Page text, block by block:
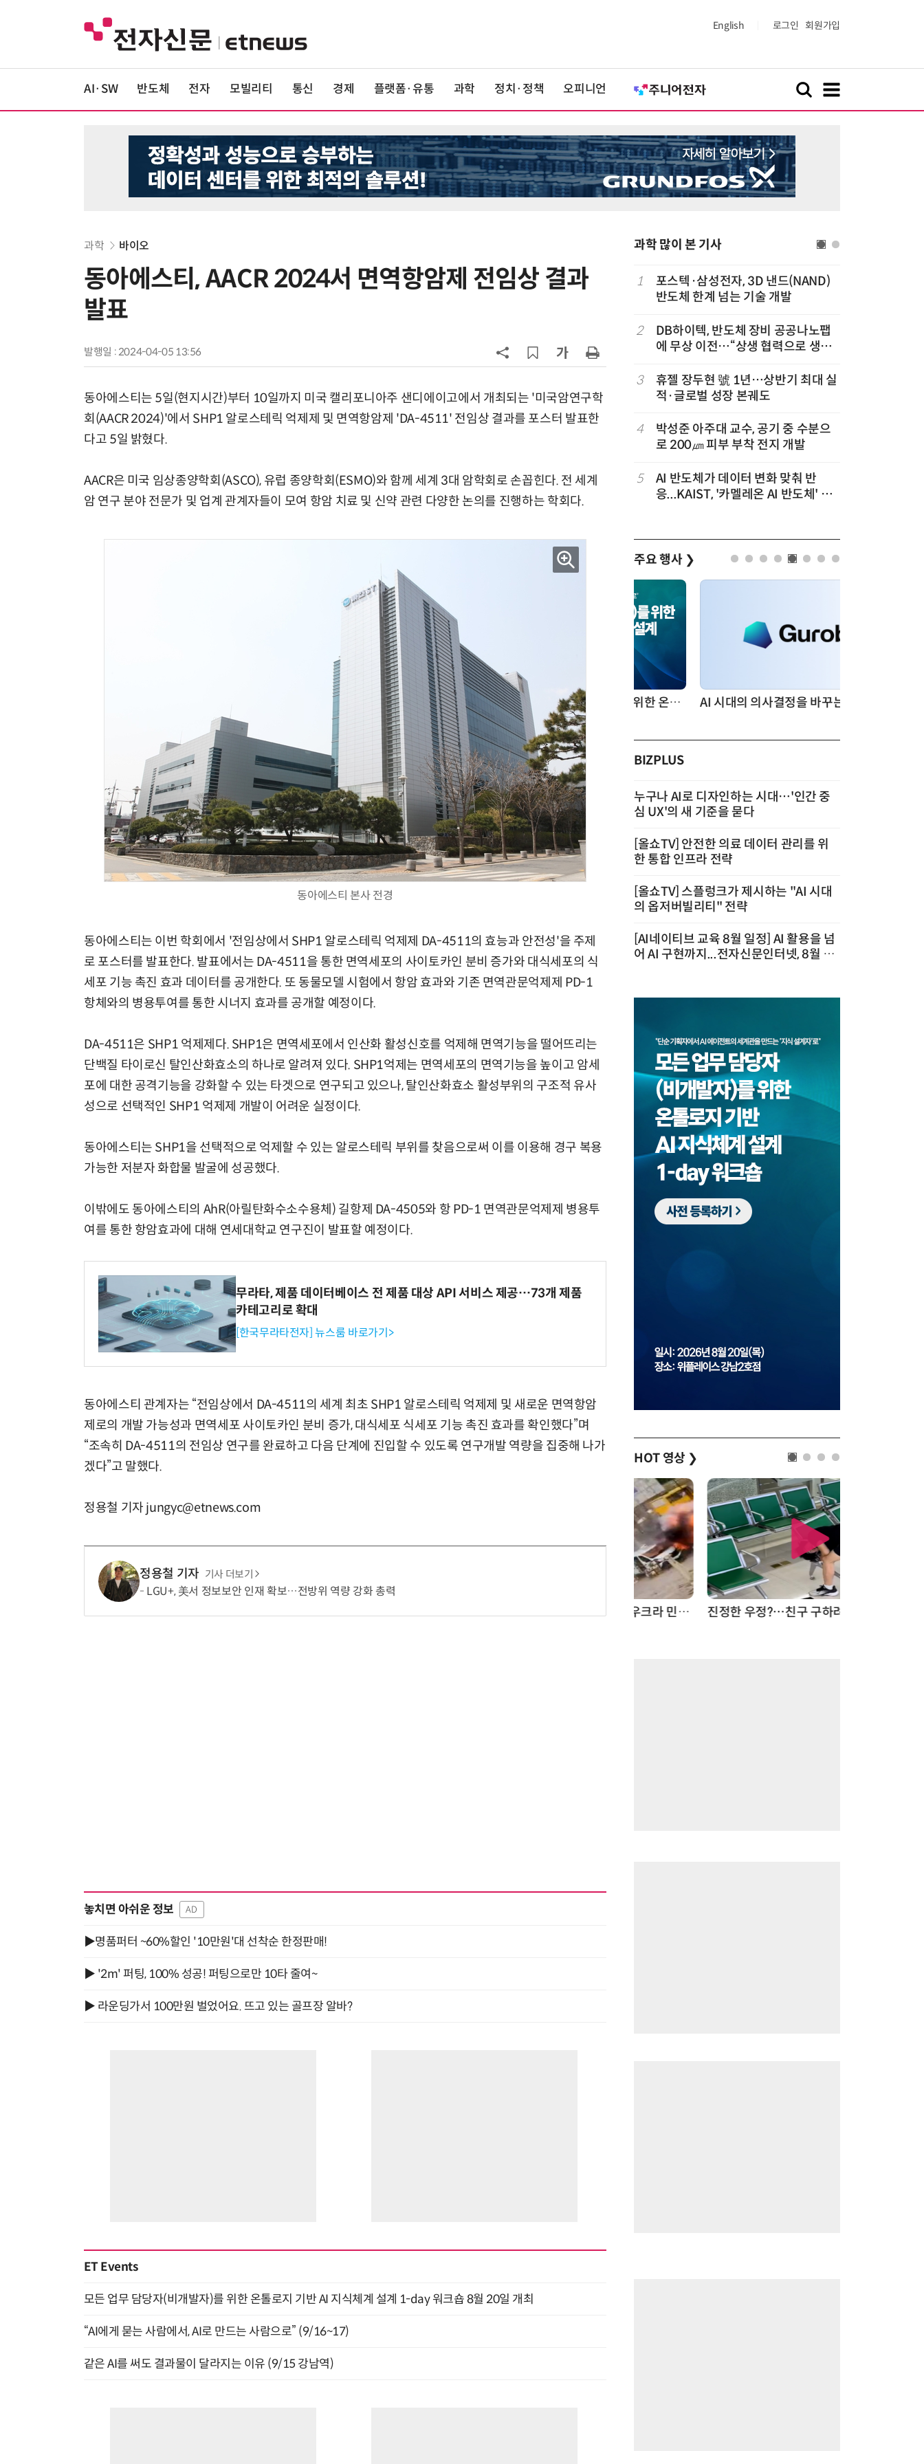
English 로그인 회원가입
AI·SW 반도체 전자 모빌리티 통신 경제 플랫폼·유통 과학 정치·정책 오피니언
과학 바이오
동아에스티, AACR 2024서 면역항암제 전임상 결과
발표
발행일 : 2024-04-05 13:56
동아에스티는 5일(현지시간)부터 10일까지 미국 캘리포니아주 샌디에이고에서 개최되는 '미국암연구학
회(AACR 2024)'에서 SHP1 알로스테릭 억제제 및 면역항암제 'DA-4511' 전임상 결과를 포스터 발표한
다고 5일 밝혔다.
AACR은 미국 임상종양학회(ASCO), 유럽 종양학회(ESMO)와 함께 세계 3대 암학회로 손꼽힌다. 전 세계
암 연구 분야 전문가 및 업계 관계자들이 모여 항암 치료 및 신약 관련 다양한 논의를 진행하는 학회다.
동아에스티 본사 전경
동아에스티는 이번 학회에서 '전임상에서 SHP1 알로스테릭 억제제 DA-4511의 효능과 안전성'을 주제
로 포스터를 발표한다. 발표에서는 DA-4511을 통한 면역세포의 사이토카인 분비 증가와 대식세포의 식
세포 기능 촉진 효과 데이터를 공개한다. 또 동물모델 시험에서 항암 효과와 기존 면역관문억제제 PD-1
항체와의 병용투여를 통한 시너지 효과를 공개할 예정이다.
DA-4511은 SHP1 억제제다. SHP1은 면역세포에서 인산화 활성신호를 억제해 면역기능을 떨어뜨리는
단백질 타이로신 탈인산화효소의 하나로 알려져 있다. SHP1억제는 면역세포의 면역기능을 높이고 암세
포에 대한 공격기능을 강화할 수 있는 타겟으로 연구되고 있으나, 탈인산화효소 활성부위의 구조적 유사
성으로 선택적인 SHP1 억제제 개발이 어려운 실정이다.
동아에스티는 SHP1을 선택적으로 억제할 수 있는 알로스테릭 부위를 찾음으로써 이를 이용해 경구 복용
가능한 저분자 화합물 발굴에 성공했다.
이밖에도 동아에스티의 AhR(아릴탄화수소수용체) 길항제 DA-4505와 항 PD-1 면역관문억제제 병용투
여를 통한 항암효과에 대해 연세대학교 연구진이 발표할 예정이다.
무라타, 제품 데이터베이스 전 제품 대상 API 서비스 제공…73개 제품
카테고리로 확대
[한국무라타전자] 뉴스룸 바로가기>
동아에스티 관계자는 “전임상에서 DA-4511의 세계 최초 SHP1 알로스테릭 억제제 및 새로운 면역항암
제로의 개발 가능성과 면역세포 사이토카인 분비 증가, 대식세포 식세포 기능 촉진 효과를 확인했다”며
“조속히 DA-4511의 전임상 연구를 완료하고 다음 단계에 진입할 수 있도록 연구개발 역량을 집중해 나가
겠다”고 말했다.
정용철 기자 jungyc@etnews.com
정용철 기자 기사 더보기
LGU+, 美서 정보보안 인재 확보…전방위 역량 강화 총력
놓치면 아쉬운 정보 AD
▶명품퍼터 ~60%할인 '10만원'대 선착순 한정판매!
▶ '2m' 퍼팅, 100% 성공! 퍼팅으로만 10타 줄여~
▶ 라운딩가서 100만원 벌었어요. 뜨고 있는 골프장 알바?
ET Events
모든 업무 담당자(비개발자)를 위한 온톨로지 기반 AI 지식체계 설계 1-day 워크숍 8월 20일 개최
“AI에게 묻는 사람에서, AI로 만드는 사람으로” (9/16~17)
같은 AI를 써도 결과물이 달라지는 이유 (9/15 강남역)
과학 많이 본 기사
6
[포토] KIST 차세대 바이러스 진단
기본의료
보건소부터 공공병원까지 AI로 연
10 “의원도 '차세대 진료실'로 진화”…
GC메디아이 '의사랑 AI' 출시
1
포스텍·삼성전자, 3D 낸드(NAND)
반도체 한계 넘는 기술 개발
2
DB하이텍, 반도체 장비 공공나노팹
에 무상 이전…“상생 협력으로 생태
3
휴젤 장두현 號 1년…상반기 최대 실
적·글로벌 성장 본궤도
4
박성준 아주대 교수, 공기 중 수분으
로 200㎛ 피부 부착 전지 개발
5
AI 반도체가 데이터 변화 맞춰 반
응...KAIST, '카멜레온 AI 반도체' 개
주요 행사 ❯
현업에서 바로 쓰는 "하네스 엔지니어링" 실습 교육 AI 시대의 의사결정을 바꾸는 수리최적화(Optimization): 실제 산업 적용 사례와 활용 전략
BIZPLUS
누구나 AI로 디자인하는 시대…'인간 중
심 UX'의 새 기준을 묻다
[올쇼TV] 안전한 의료 데이터 관리를 위
한 통합 인프라 전략
[올쇼TV] 스플렁크가 제시하는 "AI 시대
의 옵저버빌리티" 전략
[AI네이티브 교육 8월 일정] AI 활용을 넘
어 AI 구현까지...전자신문인터넷, 8월 실
HOT 영상 ❯
“계속 쫓아왔다”…도망치던 우크라 민간인 공격한 러 자폭 드론 진정한 우정?…친구 구하려다 둘 다 의자 틈에 목이 낀 순간